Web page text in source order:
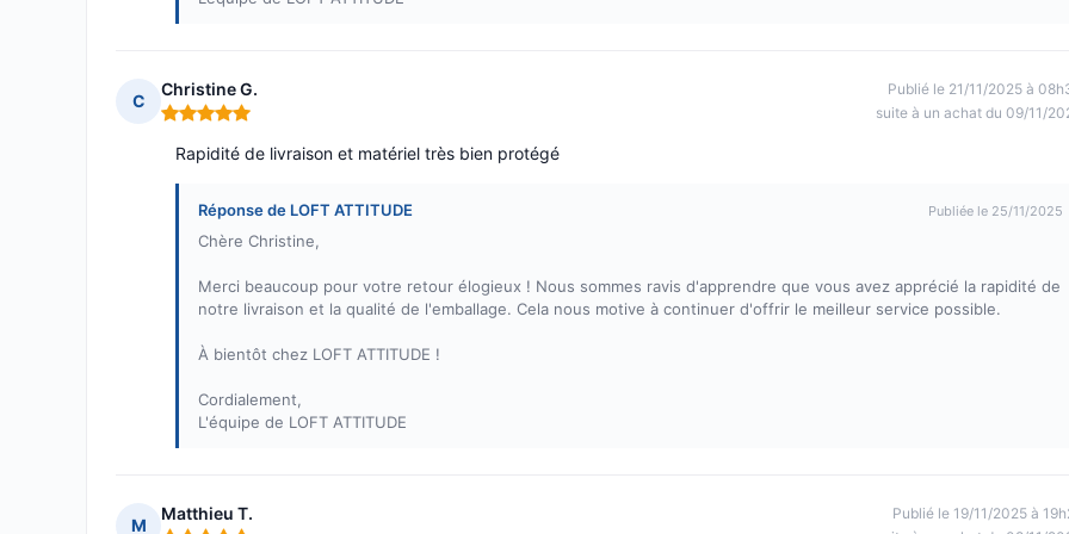
C
Christine G.
Note : 5 sur 5
Publié le 21/11/2025 à
suite à un achat du 09/11/
Rapidité de livraison et matériel très bien protégé
Réponse de LOFT ATTITUDE Publiée le 25/11/2025
Chère Christine,
Merci beaucoup pour votre retour élogieux ! Nous sommes ravis d'apprendre que vous avez apprécié la rapidité de
notre livraison et la qualité de l'emballage. Cela nous motive à continuer d'offrir le meilleur service possible.
À bientôt chez LOFT ATTITUDE !
Cordialement,
L'équipe de LOFT ATTITUDE
M
Matthieu T.
Publié le 19/11/2025 à